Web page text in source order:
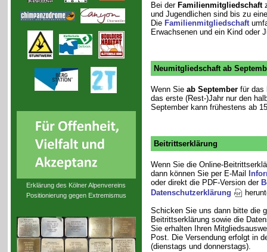
Erklärung des Kölner Alpenvereins
Positionierung gegen Extremismus
Bei der Familienmitgliedschaft
und Jugendlichen sind bis zu
Die Familienmitgliedschaft
Erwachsenen und ein Kind oder
Neumitgliedschaft ab
Wenn Sie ab Septemberfür das
das erste (Rest-)Jahr nur den
September kann frühestens ab
Beitrittserklärung
Wenn Sie die Online-
dann können Sie per E-Mail
oder direkt die PDF-Version der
Datenschutzerklärung
Schicken Sie uns dann bitte die
Beitrittserklärung sowie die
Sie erhalten Ihren
Post. Die Versendung erfolgt in
(dienstags und donnerstags).